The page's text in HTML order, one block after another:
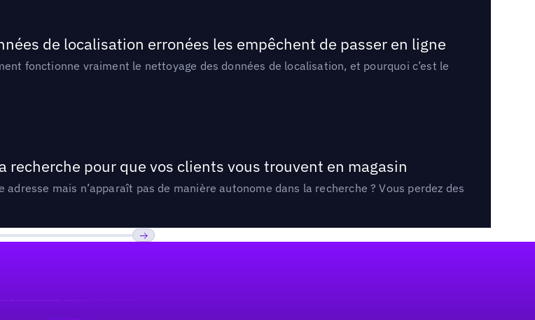
de localisation erronées les empêchent de passer en ligne
fonctionne vraiment le nettoyage des données de localisation, et pourquoi c’est le
recherche pour que vos clients vous trouvent en magasin
mais n’apparaît pas de manière autonome dans la recherche ? Vous perdez des